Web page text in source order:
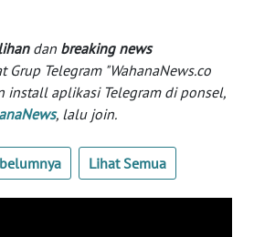
dan breaking news
Grup Telegram "WahanaNews.co
install aplikasi Telegram di ponsel,
, lalu join.
Lihat Semua